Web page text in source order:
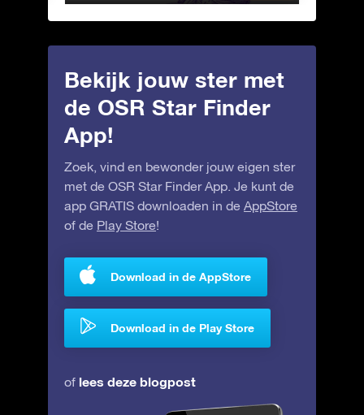
Bekijk jouw ster met
de OSR Star Finder
App!
Zoek, vind en bewonder jouw eigen ster
met de OSR Star Finder App. Je kunt de
app GRATIS downloaden in de AppStore
of de Play Store!
Download in de AppStore
Download in de Play Store
of lees deze blogpost